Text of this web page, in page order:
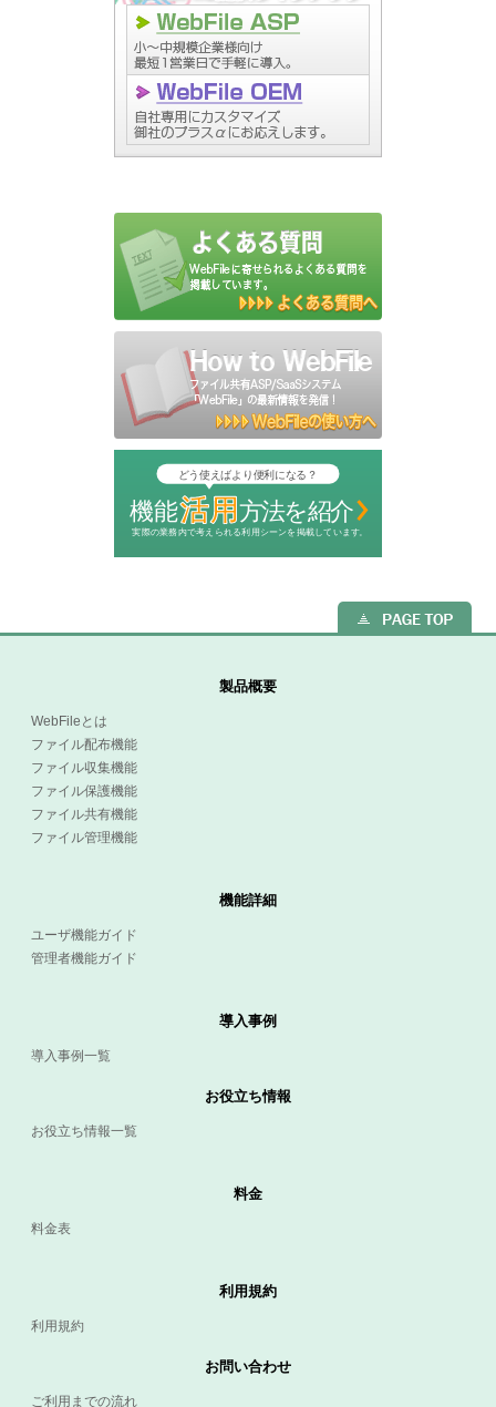
製品概要
WebFileとは
ファイル配布機能
ファイル収集機能
ファイル保護機能
ファイル共有機能
ファイル管理機能
機能詳細
ユーザ機能ガイド
管理者機能ガイド
導入事例
導入事例一覧
お役立ち情報
お役立ち情報一覧
料金
料金表
利用規約
利用規約
お問い合わせ
ご利用までの流れ